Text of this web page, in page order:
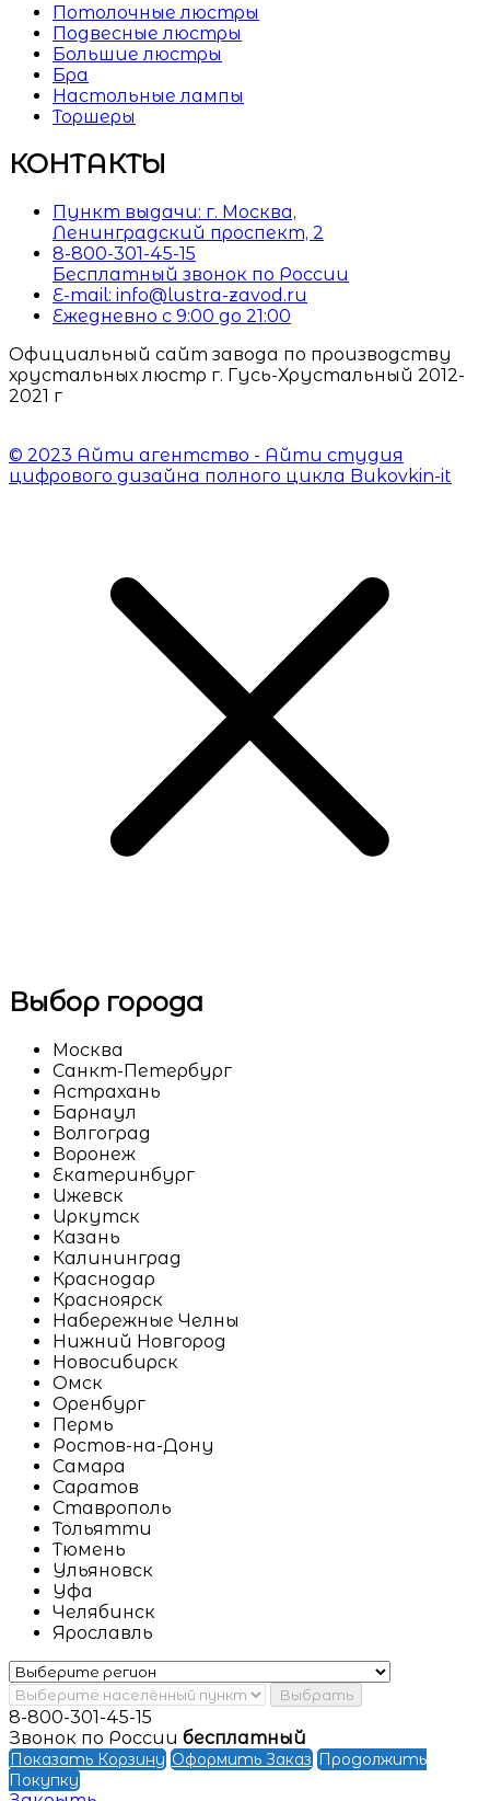
Потолочные люстры
Подвесные люстры
Большие люстры
Бра
Настольные лампы
Торшеры
КОНТАКТЫ
Пункт выдачи: г. Москва,
Ленинградский проспект, 2
8-800-301-45-15
Бесплатный звонок по России
E-mail: info@lustra-zavod.ru
Ежедневно с 9:00 до 21:00
Официальный сайт завода по производству
хрустальных люстр г. Гусь-Хрустальный 2012-
2021 г
© 2023 Айти агентство - Айти студия
цифрового дизайна полного цикла Bukovkin-it
Выбор города
Москва
Санкт-Петербург
Астрахань
Барнаул
Волгоград
Воронеж
Екатеринбург
Ижевск
Иркутск
Казань
Калининград
Краснодар
Красноярск
Набережные Челны
Нижний Новгород
Новосибирск
Омск
Оренбург
Пермь
Ростов-на-Дону
Самара
Саратов
Ставрополь
Тольятти
Тюмень
Ульяновск
Уфа
Челябинск
Ярославль
Выбрать
8-800-301-45-15
Звонок по России бесплатный
Показать Корзину Оформить Заказ Продолжить
Покупку